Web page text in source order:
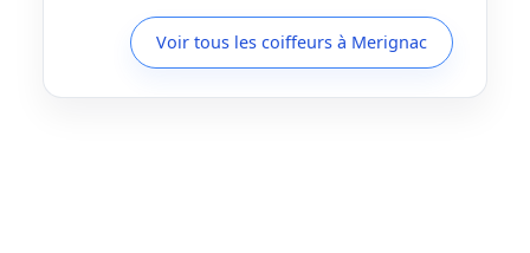
Voir tous les coiffeurs à Merignac